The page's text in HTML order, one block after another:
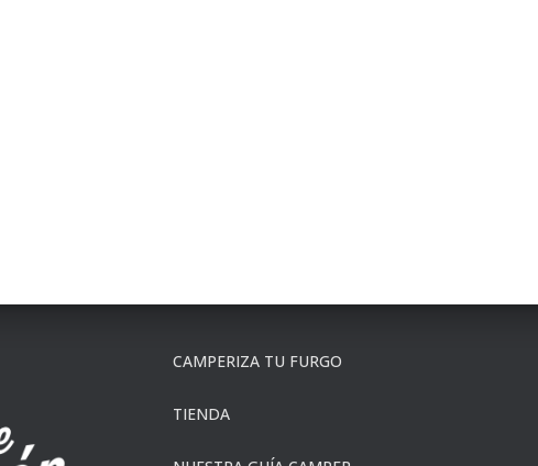
CAMPERIZA TU FURGO
TIENDA